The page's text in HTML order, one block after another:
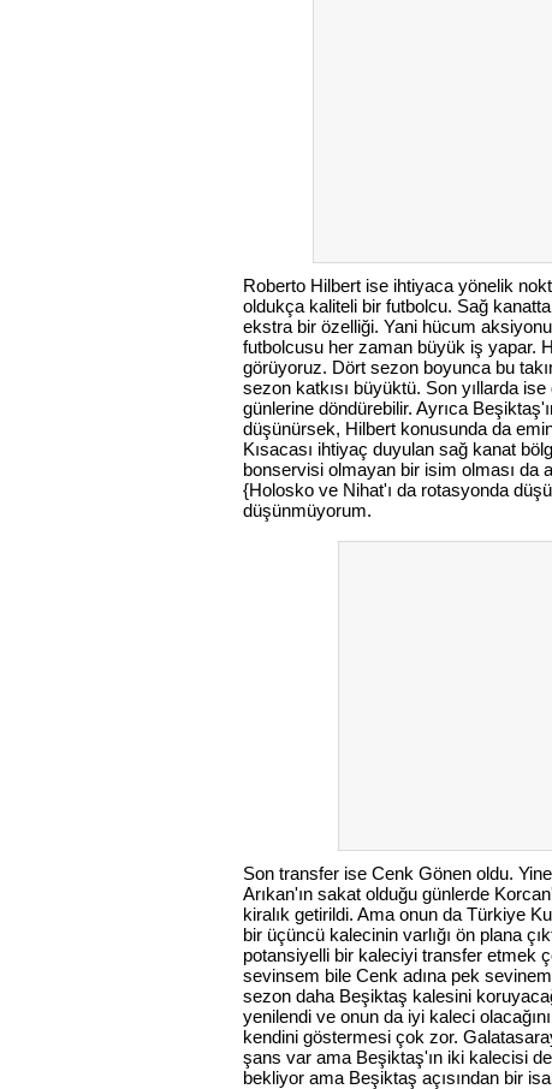
Roberto Hilbert ise ihtiyaca yönelik
oldukça kaliteli bir futbolcu. Sağ
ekstra bir özelliği. Yani hücum
futbolcusu her zaman büyük iş yapar.
görüyoruz. Dört sezon boyunca bu
sezon katkısı büyüktü. Son yıllarda
günlerine döndürebilir. Ayrıca
düşünürsek, Hilbert konusunda da
Kısacası ihtiyaç duyulan sağ kanat
bonservisi olmayan bir isim olması da
{Holosko ve Nihat'ı da rotasyonda
düşünmüyorum.
Son transfer ise Cenk Gönen oldu.
Arıkan'ın sakat olduğu günlerde
kiralık getirildi. Ama onun da Türkiye
bir üçüncü kalecinin varlığı ön plana
potansiyelli bir kaleciyi transfer etmek
sevinsem bile Cenk adına pek
sezon daha Beşiktaş kalesini
yenilendi ve onun da iyi kaleci
kendini göstermesi çok zor.
şans var ama Beşiktaş'ın iki kalecisi
bekliyor ama Beşiktaş açısından bir